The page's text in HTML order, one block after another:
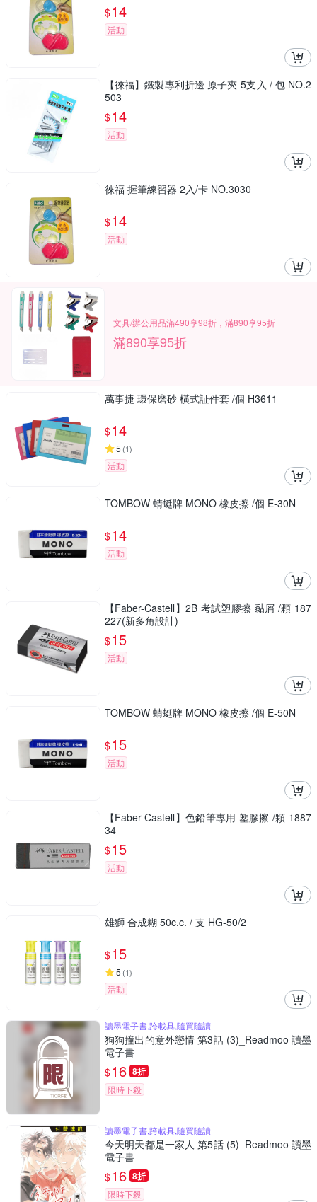
$14
活動
【徠福】鐵製專利折邊 原子夾-5支入 / 包 NO.2
503
$14
活動
徠福 握筆練習器 2入/卡 NO.3030
$14
活動
文具/辦公用品滿490享98折，滿890享95折
滿890享95折
萬事捷 環保磨砂 橫式証件套 /個 H3611
$14
5 (1)
活動
TOMBOW 蜻蜓牌 MONO 橡皮擦 /個 E-30N
$14
活動
【Faber-Castell】2B 考試塑膠擦 黏屑 /顆 187
227(新多角設計)
$15
活動
TOMBOW 蜻蜓牌 MONO 橡皮擦 /個 E-50N
$15
活動
【Faber-Castell】色鉛筆專用 塑膠擦 /顆 1887
34
$15
活動
雄獅 合成糊 50c.c. / 支 HG-50/2
$15
5 (1)
活動
讀墨電子書,跨載具,隨買隨讀
狗狗撞出的意外戀情 第3話 (3)_Readmoo 讀墨
電子書
$16 8折
限時下殺
讀墨電子書,跨載具,隨買隨讀
今天明天都是一家人 第5話 (5)_Readmoo 讀墨
電子書
$16 8折
限時下殺